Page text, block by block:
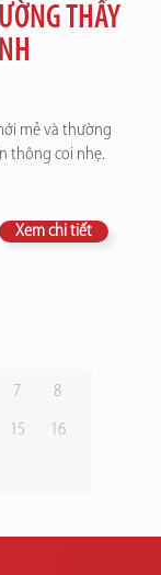
THẤY
mẻ và thường
thông coi nhẹ.
Xem chi tiết
7 8
15 16